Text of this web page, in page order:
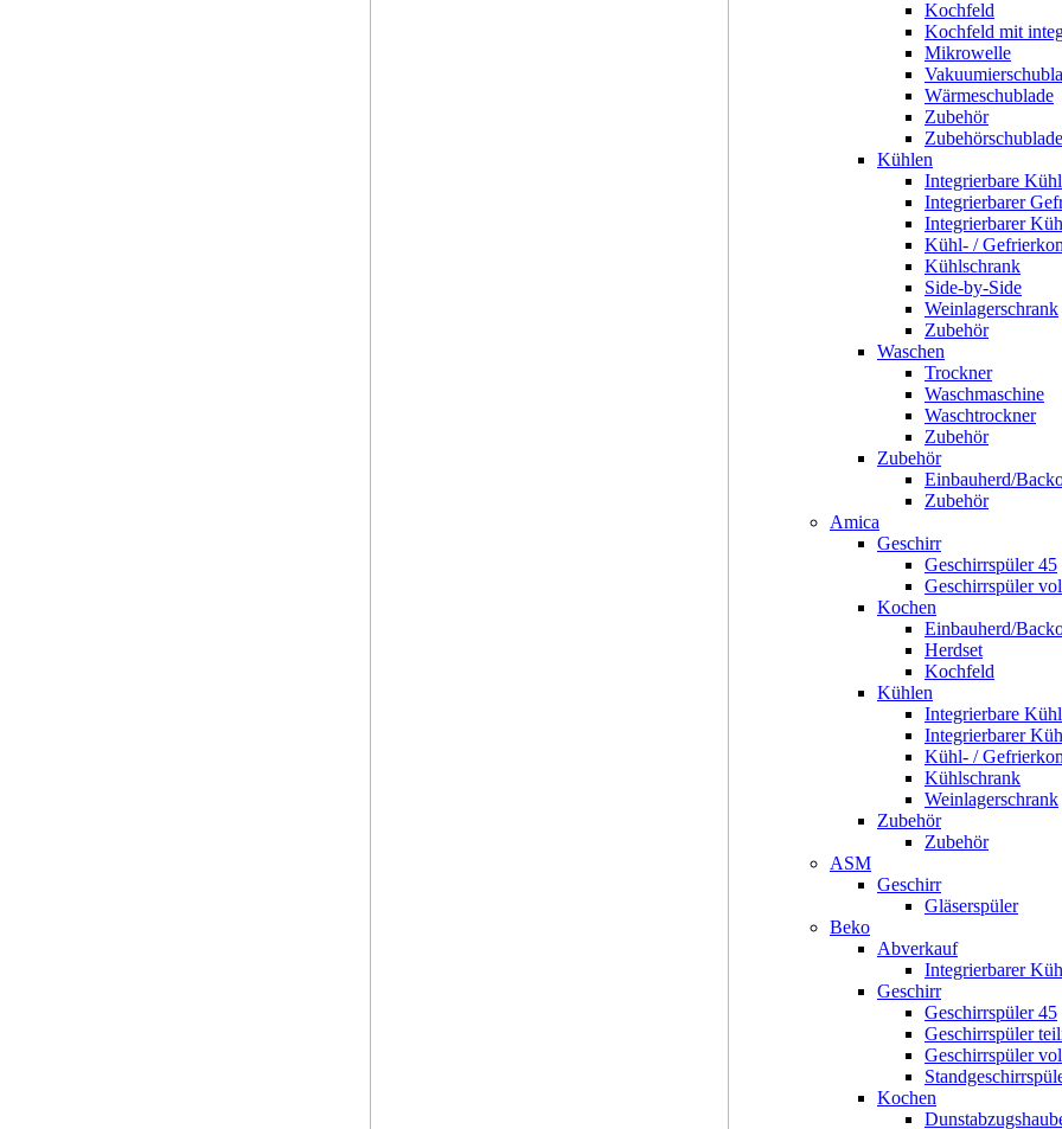
Kochfeld
Kochfeld mit
Mikrowelle
Wärmeschublade
Zubehör
Zubehörschublade
Kühlen
Integrierbare
Integrierbarer
Integrierbarer
Kühl- /
Kühlschrank
Side-by-Side
Weinlagerschrank
Zubehör
Waschen
Trockner
Waschmaschine
Waschtrockner
Zubehör
Zubehör
Einbauherd/
Zubehör
Amica
Geschirr
Geschirrspüler 45
Geschirrspüler
Kochen
Einbauherd/
Herdset
Kochfeld
Kühlen
Integrierbare
Integrierbarer
Kühl- /
Kühlschrank
Weinlagerschrank
Zubehör
Zubehör
ASM
Geschirr
Gläserspüler
Beko
Abverkauf
Integrierbarer
Geschirr
Geschirrspüler 45
Geschirrspüler
Geschirrspüler
Kochen